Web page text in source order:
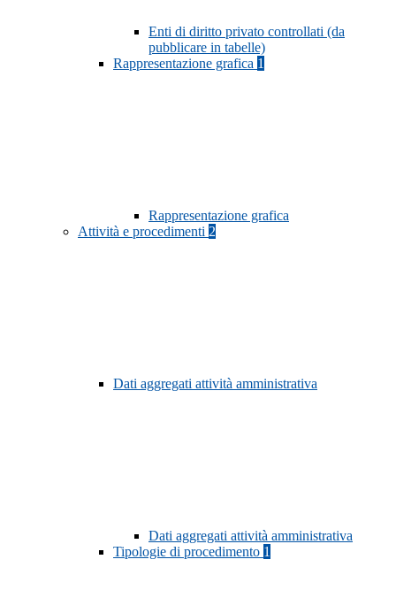
Enti di diritto privato controllati (da
pubblicare in tabelle)
Rappresentazione grafica 1
Rappresentazione grafica
Attività e procedimenti 2
Dati aggregati attività amministrativa
Dati aggregati attività amministrativa
Tipologie di procedimento 1